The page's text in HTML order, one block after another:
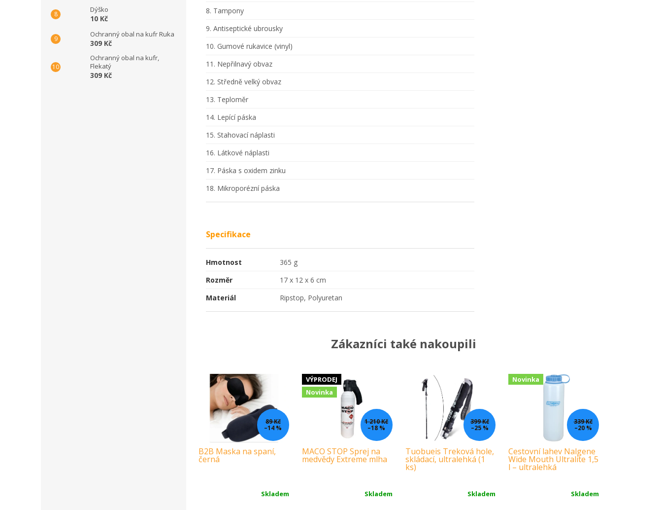
Dýško
10 Kč
Ochranný obal na kufr Ruka
309 Kč
Ochranný obal na kufr,
Flekatý
309 Kč
8. Tampony
9. Antiseptické ubrousky
10. Gumové rukavice (vinyl)
11. Nepřilnavý obvaz
12. Středně velký obvaz
13. Teploměr
14. Lepící páska
15. Stahovací náplasti
16. Látkové náplasti
17. Páska s oxidem zinku
18. Mikroporézní páska
Specifikace
Hmotnost
365 g
Rozměr
17 x 12 x 6 cm
Materiál
Ripstop, Polyuretan
Zákazníci také nakoupili
89 Kč
–14 %
B2B Maska na spaní,
černá
Skladem
VÝPRODEJ
Novinka
1 210 Kč
–18 %
MACO STOP Sprej na
medvědy Extreme mlha
Skladem
399 Kč
–25 %
Tuobueis Treková hole,
skládací, ultralehká (1
ks)
Skladem
Novinka
339 Kč
–20 %
Cestovní lahev Nalgene
Wide Mouth Ultralite 1,5
l – ultralehká
Skladem